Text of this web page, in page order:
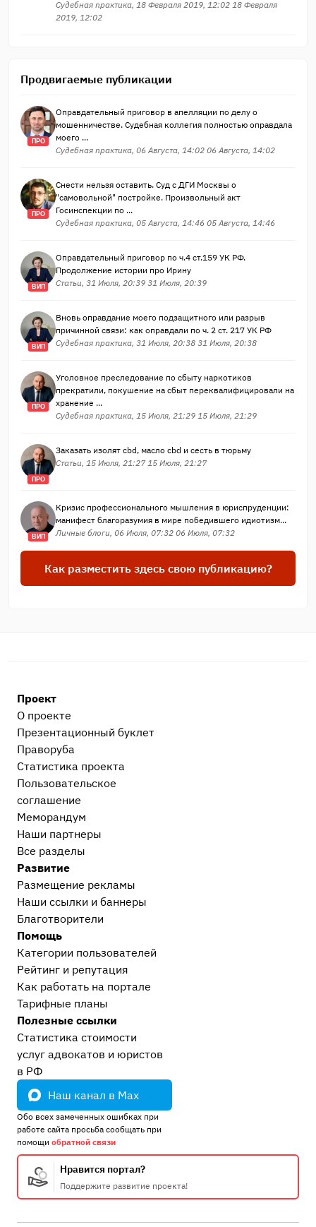
Судебная практика, 18 Февраля 2019, 12:02 18 Февраля
2019, 12:02
Продвигаемые публикации
ПРО
Оправдательный приговор в апелляции по делу о
мошенничестве. Судебная коллегия полностью оправдала
моего ...
Судебная практика, 06 Августа, 14:02 06 Августа, 14:02
ПРО
Снести нельзя оставить. Суд с ДГИ Москвы о
"самовольной" постройке. Произвольный акт
Госинспекции по ...
Судебная практика, 05 Августа, 14:46 05 Августа, 14:46
ВИП
Оправдательный приговор по ч.4 ст.159 УК РФ.
Продолжение истории про Ирину
Статьи, 31 Июля, 20:39 31 Июля, 20:39
ВИП
Вновь оправдание моего подзащитного или разрыв
причинной связи: как оправдали по ч. 2 ст. 217 УК РФ
Судебная практика, 31 Июля, 20:38 31 Июля, 20:38
ПРО
Уголовное преследование по сбыту наркотиков
прекратили, покушение на сбыт переквалифицировали на
хранение ...
Судебная практика, 15 Июля, 21:29 15 Июля, 21:29
ПРО
Заказать изолят cbd, масло cbd и сесть в тюрьму
Статьи, 15 Июля, 21:27 15 Июля, 21:27
ВИП
Кризис профессионального мышления в юриспруденции:
манифест благоразумия в мире победившего идиотизм...
Личные блоги, 06 Июля, 07:32 06 Июля, 07:32
Как разместить здесь свою публикацию?
Проект
О проекте
Презентационный букл​ет
Праворуба
Статистика проекта
Пользовательское
соглашение
Меморандум
Наши партнеры
Все разделы
Развитие
Размещение рекламы
Наши ссылки и баннеры
Благотворители
Помощь
Категории пользователей
Рейтинг и репутация
Как работать на портале
Тарифные планы
Полезные ссылки
Статистика стоимости
услуг адвокатов и юристов
в РФ
Наш канал в Max
Обо всех замеченных ошибках при
работе сайта просьба сообщать при
помощи обратной связи
Нравится портал?
Поддержите развитие проекта!